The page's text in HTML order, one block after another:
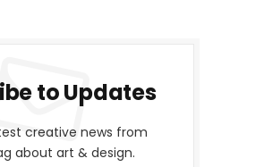
to Updates
creative news from
about art & design.